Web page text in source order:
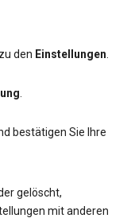
den Einstellungen.
.
bestätigen Sie Ihre
gelöscht,
mit anderen